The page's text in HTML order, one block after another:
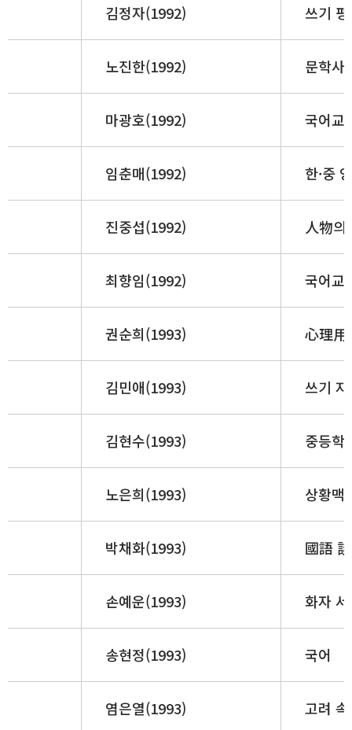
김정자(1992) 쓰기
노진한(1992) 문학사
마광호(1992) 국어교
임춘매(1992) 한·중
진중섭(1992) 人物
최향임(1992) 국어교
권순희(1993) 心理用
김민애(1993) 쓰기
김현수(1993) 중등학
노은희(1993) 상황맥
박채화(1993) 國語
손예운(1993) 화자
송현정(1993) 국어
염은열(1993) 고려